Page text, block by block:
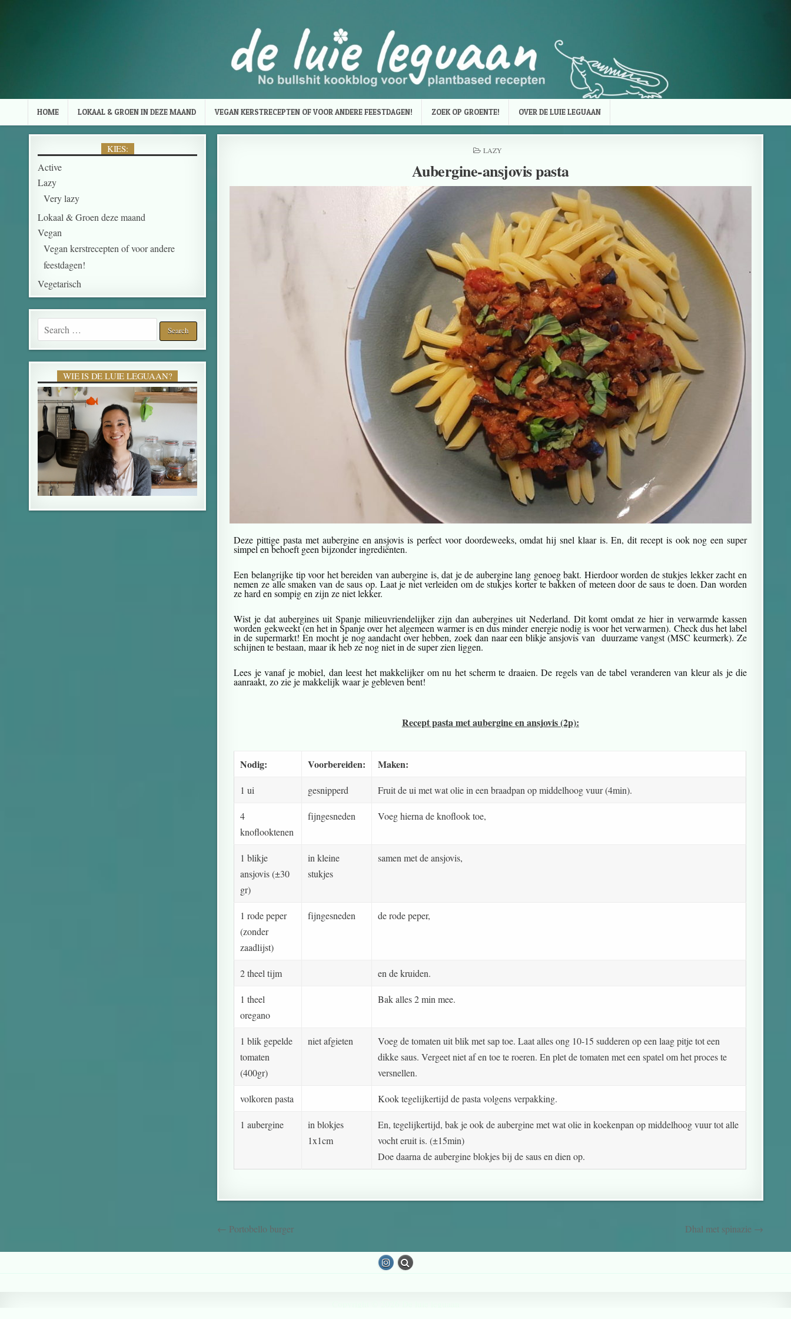
HOME LOKAAL & GROEN IN DEZE MAAND VEGAN KERSTRECEPTEN OF VOOR ANDERE FEESTDAGEN! ZOEK OP GROENTE! OVER DE LUIE LEGUAAN
LAZY
Aubergine-ansjovis pasta
Deze pittige pasta met aubergine en ansjovis is perfect voor doordeweeks, omdat hij snel klaar is. En, dit recept is ook nog een super
simpel en behoeft geen bijzonder ingrediënten.
Een belangrijke tip voor het bereiden van aubergine is, dat je de aubergine lang genoeg bakt. Hierdoor worden de stukjes lekker zacht en
nemen ze alle smaken van de saus op. Laat je niet verleiden om de stukjes korter te bakken of meteen door de saus te doen. Dan worden
ze hard en sompig en zijn ze niet lekker.
Wist je dat aubergines uit Spanje milieuvriendelijker zijn dan aubergines uit Nederland. Dit komt omdat ze hier in verwarmde kassen
worden gekweekt (en het in Spanje over het algemeen warmer is en dus minder energie nodig is voor het verwarmen). Check dus het label
in de supermarkt! En mocht je nog aandacht over hebben, zoek dan naar een blikje ansjovis van duurzame vangst (MSC keurmerk). Ze
schijnen te bestaan, maar ik heb ze nog niet in de super zien liggen.
Lees je vanaf je mobiel, dan leest het makkelijker om nu het scherm te draaien. De regels van de tabel veranderen van kleur als je die
aanraakt, zo zie je makkelijk waar je gebleven bent!
Recept pasta met aubergine en ansjovis (2p):
Nodig: Voorbereiden: Maken:
1 ui gesnipperd Fruit de ui met wat olie in een braadpan op middelhoog vuur (4min).
4
knoflooktenen
fijngesneden Voeg hierna de knoflook toe,
1 blikje
ansjovis (±30
gr)
in kleine
stukjes
samen met de ansjovis,
1 rode peper
(zonder
zaadlijst)
fijngesneden de rode peper,
2 theel tijm en de kruiden.
1 theel
oregano
Bak alles 2 min mee.
1 blik gepelde
tomaten
(400gr)
niet afgieten
Voeg de tomaten uit blik met sap toe. Laat alles ong 10-15 sudderen op een laag pitje tot een
dikke saus. Vergeet niet af en toe te roeren. En plet de tomaten met een spatel om het proces te
versnellen.
volkoren pasta Kook tegelijkertijd de pasta volgens verpakking.
1 aubergine
in blokjes
1x1cm
En, tegelijkertijd, bak je ook de aubergine met wat olie in koekenpan op middelhoog vuur tot alle
vocht eruit is. (±15min)
Doe daarna de aubergine blokjes bij de saus en dien op.
← Portobello burger Dhal met spinazie →
KIES:
Active
Lazy
Very lazy
Lokaal & Groen deze maand
Vegan
Vegan kerstrecepten of voor andere
feestdagen!
Vegetarisch
WIE IS DE LUIE LEGUAAN?